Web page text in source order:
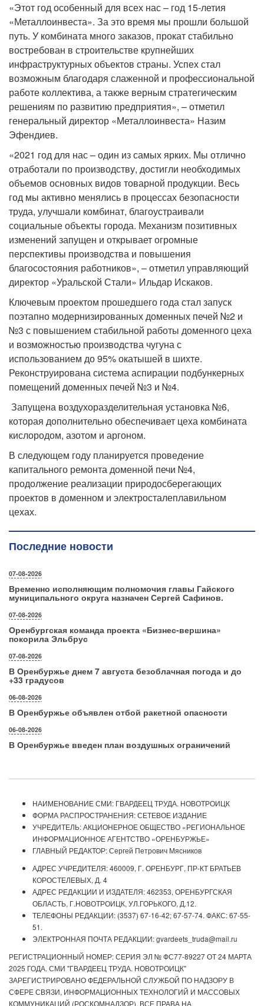
«Этот год особенный для всех нас – год 15-летия
«Металлоинвеста». За это время мы прошли большой
путь. У комбината много заказов, прокат стабильно
востребован в строительстве крупнейших
инфраструктурных объектов страны. Успех стал
возможным благодаря слаженной и профессиональной
работе коллектива, а также верным стратегическим
решениям по развитию предприятия», – отметил
генеральный директор «Металлоинвеста» Назим
Эфендиев.
«2021 год для нас – один из самых ярких. Мы отлично
отработали по производству, достигли необходимых
объемов основных видов товарной продукции. Весь
год мы активно менялись в процессах безопасности
труда, улучшали комбинат, благоустраивали
социальные объекты города. Механизм позитивных
изменений запущен и открывает огромные
перспективы производства и повышения
благосостояния работников», – отметил управляющий
директор «Уральской Стали» Ильдар Искаков.
Ключевым проектом прошедшего года стал запуск
поэтапно модернизированных доменных печей №2 и
№3 с повышением стабильной работы доменного цеха
и возможностью производства чугуна с
использованием до 95% окатышей в шихте.
Реконструирована система аспирации подбункерных
помещений доменных печей №3 и №4.
Запущена воздухоразделительная установка №6,
которая дополнительно обеспечивает цеха комбината
кислородом, азотом и аргоном.
В следующем году планируется проведение
капитального ремонта доменной печи №4,
продолжение реализации природосберегающих
проектов в доменном и электросталеплавильном
цехах.
Последние новости
07-08-2026
Временно исполняющим полномочия главы Гайского
муниципального округа назначен Сергей Сафинов.
07-08-2026
Оренбургская команда проекта «Бизнес‑вершина»
покорила Эльбрус
07-08-2026
В Оренбуржье днем 7 августа безоблачная погода и до
+33 градусов
06-08-2026
В Оренбуржье объявлен отбой ракетной опасности
06-08-2026
В Оренбуржье введен план воздушных ограничений
НАИМЕНОВАНИЕ СМИ: ГВАРДЕЕЦ ТРУДА. НОВОТРОИЦК
ФОРМА РАСПРОСТРАНЕНИЯ: СЕТЕВОЕ ИЗДАНИЕ
УЧРЕДИТЕЛЬ: АКЦИОНЕРНОЕ ОБЩЕСТВО «РЕГИОНАЛЬНОЕ
ИНФОРМАЦИОННОЕ АГЕНТСТВО «ОРЕНБУРЖЬЕ»
ГЛАВНЫЙ РЕДАКТОР: Сергей Петрович Мясников
АДРЕС УЧРЕДИТЕЛЯ: 460009, Г. ОРЕНБУРГ, ПР-КТ БРАТЬЕВ
КОРОСТЕЛЕВЫХ, Д. 4
АДРЕС РЕДАКЦИИ И ИЗДАТЕЛЯ: 462353, ОРЕНБУРГСКАЯ
ОБЛАСТЬ, Г.НОВОТРОИЦК, УЛ.ГОРЬКОГО, Д.12.
ТЕЛЕФОНЫ РЕДАКЦИИ: (3537) 67-16-42; 67-57-74. ФАКС: 67-55-
51.
ЭЛЕКТРОННАЯ ПОЧТА РЕДАКЦИИ: gvardeets_truda@mail.ru
РЕГИСТРАЦИОННЫЙ НОМЕР: СЕРИЯ ЭЛ № ФС77-89227 ОТ 24 МАРТА
2025 ГОДА. СМИ "ГВАРДЕЕЦ ТРУДА. НОВОТРОИЦК"
ЗАРЕГИСТРИРОВАНО ФЕДЕРАЛЬНОЙ СЛУЖБОЙ ПО НАДЗОРУ В
СФЕРЕ СВЯЗИ, ИНФОРМАЦИОННЫХ ТЕХНОЛОГИЙ И МАССОВЫХ
КОММУНИКАЦИЙ (РОСКОМНАДЗОР). ВСЕ ПРАВА НА